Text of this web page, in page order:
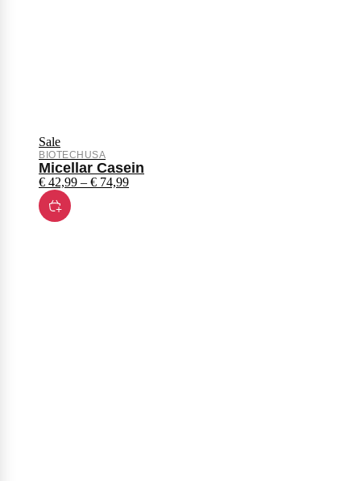
Sale
BIOTECHUSA
Micellar Casein
€ 42,99 – € 74,99